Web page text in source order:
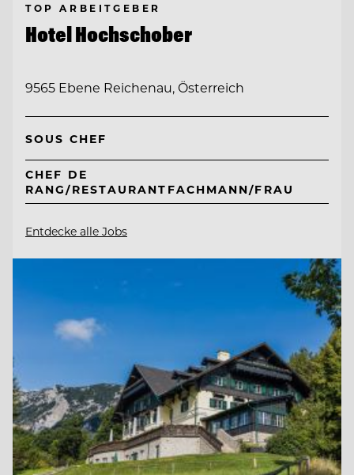
TOP ARBEITGEBER
Hotel Hochschober
9565 Ebene Reichenau, Österreich
SOUS CHEF
CHEF DE
RANG/RESTAURANTFACHMANN/FRAU
Entdecke alle Jobs